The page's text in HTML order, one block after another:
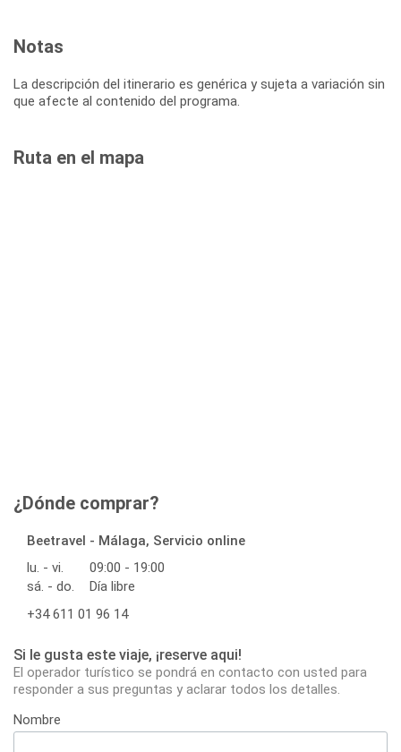
Notas
La descripción del itinerario es genérica y sujeta a variación sin
que afecte al contenido del programa.
Ruta en el mapa
¿Dónde comprar?
Beetravel - Málaga, Servicio online
lu. - vi.
09:00 - 19:00
sá. - do.
Día libre
+34 611 01 96 14
Si le gusta este viaje, ¡reserve aqui!
El operador turístico se pondrá en contacto con usted para
responder a sus preguntas y aclarar todos los detalles.
Nombre